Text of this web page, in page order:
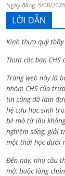
Ngày đăng: 5/08/
LỜI DẪN
Kính thưa quý thầy
Thưa các bạn CHS
Trang web này là
nhóm CHS của
tin cũng đã làm
hệ cựu học sinh
bè mà từ lâu
nghiệm sống, giải
một thời học dưới
Đến nay, nhu cầu
mở, buộc lòng